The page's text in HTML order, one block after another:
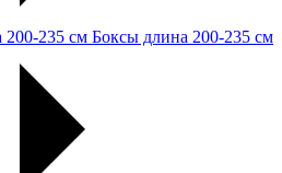
Боксы длина 200-235 см